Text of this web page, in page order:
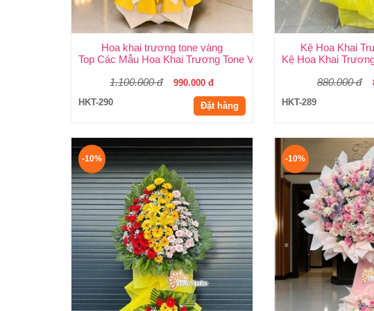
Hoa khai trương tone vàng
Top Các Mẫu Hoa Khai Trương Tone Vàng Đẹp, Sang Trọng,
1.100.000 đ
990.000 đ
HKT-290
Đặt hàng
Kệ Hoa Khai
Kệ Hoa Khai
880.000 đ
HKT-289
-10% -10%